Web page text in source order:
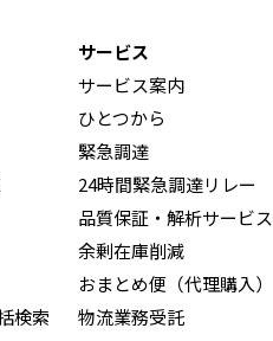
検索
サービス
サービス案内
ひとつから
緊急調達
24時間緊急調達リレー
品質保証・解析サービス
余剰在庫削減
おまとめ便（代理購入）
物流業務受託